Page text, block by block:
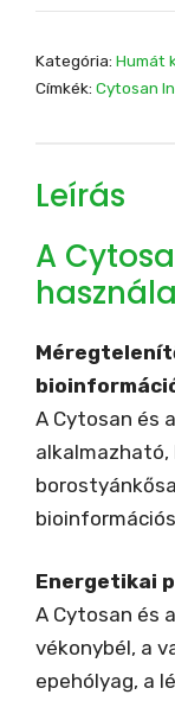
Kategória: Humát
Címkék: Cytosan
Leírás
A
A Cytosan és
Energetikai
A Cytosan és
vékonybél, a
epehólyag, a